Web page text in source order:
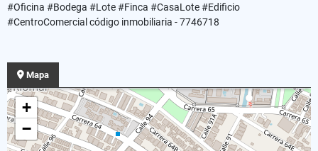
#Oficina #Bodega #Lote #Finca #CasaLote #Edificio
#CentroComercial código inmobiliaria - 7746718
Mapa
+
−